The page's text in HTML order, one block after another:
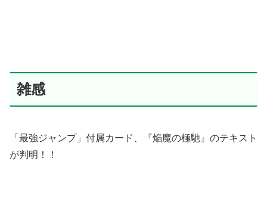
雑感
「最強ジャンプ」付属カード、『焔魔の極馳』のテキスト
が判明！！